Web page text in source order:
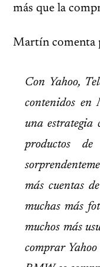
más que la
Martín comenta
Con Yahoo,
contenidos
una estrategia
productos
más cuentas
muchas más
muchos más
comprar